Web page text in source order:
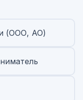
(ООО, АО)